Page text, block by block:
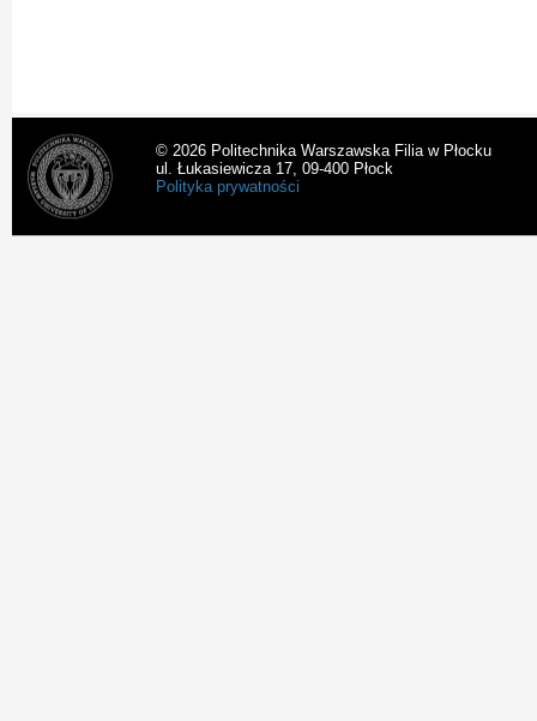
© 2026 Politechnika Warszawska Filia w Płocku
ul. Łukasiewicza 17, 09-400 Płock
Polityka prywatności